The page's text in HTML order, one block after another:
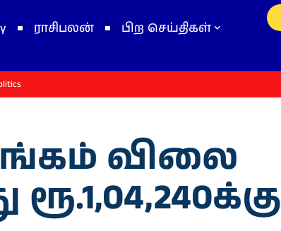
ராசிபலன் பிற செய்திகள்
விலை